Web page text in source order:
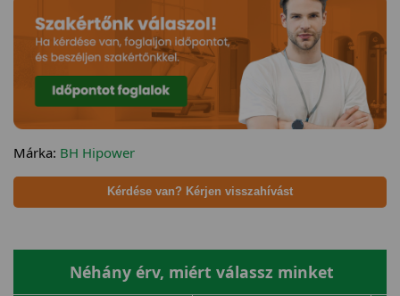
Márka: BH Hipower
Kérdése van? Kérjen visszahívást
Néhány érv, miért válassz minket